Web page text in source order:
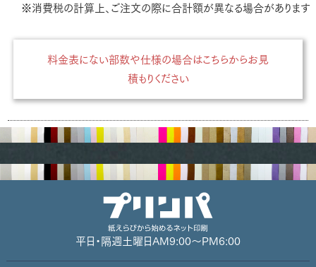
※消費税の計算上、ご注文の際に合計額が異なる場合があります
料金表にない部数や仕様の場合はこちらからお見
積もりください
平日・隔週土曜日 AM9:00～PM6:00